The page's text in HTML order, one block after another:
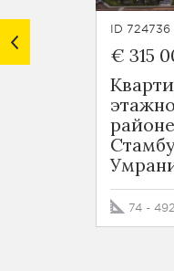
ID 724736
€ 315
74 -